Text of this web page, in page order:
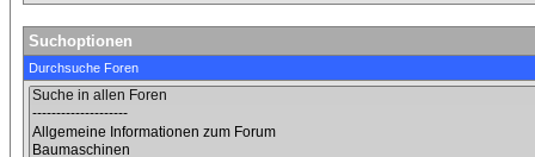
Suchoptionen
Durchsuche Foren